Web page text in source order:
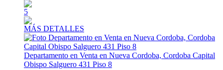
5
MÁS DETALLES
Departamento en Venta en Nueva Cordoba, Cordoba Capital
Obispo Salguero 431 Piso 8